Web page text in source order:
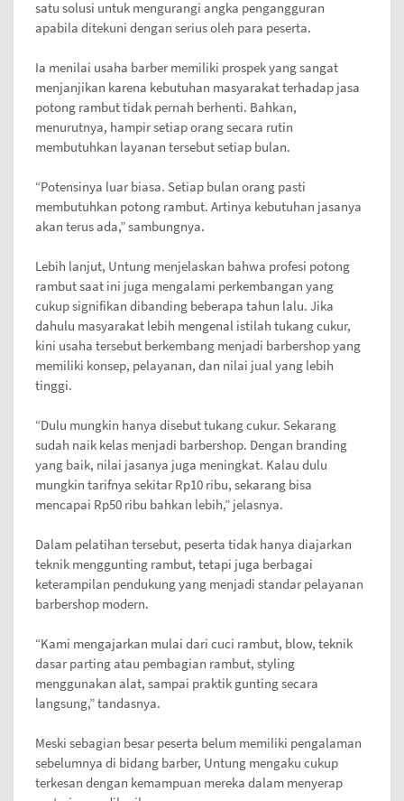
satu solusi untuk mengurangi angka pengangguran
apabila ditekuni dengan serius oleh para peserta.
Ia menilai usaha barber memiliki prospek yang sangat
menjanjikan karena kebutuhan masyarakat terhadap jasa
potong rambut tidak pernah berhenti. Bahkan,
menurutnya, hampir setiap orang secara rutin
membutuhkan layanan tersebut setiap bulan.
“Potensinya luar biasa. Setiap bulan orang pasti
membutuhkan potong rambut. Artinya kebutuhan jasanya
akan terus ada,” sambungnya.
Lebih lanjut, Untung menjelaskan bahwa profesi potong
rambut saat ini juga mengalami perkembangan yang
cukup signifikan dibanding beberapa tahun lalu. Jika
dahulu masyarakat lebih mengenal istilah tukang cukur,
kini usaha tersebut berkembang menjadi barbershop yang
memiliki konsep, pelayanan, dan nilai jual yang lebih
tinggi.
“Dulu mungkin hanya disebut tukang cukur. Sekarang
sudah naik kelas menjadi barbershop. Dengan branding
yang baik, nilai jasanya juga meningkat. Kalau dulu
mungkin tarifnya sekitar Rp10 ribu, sekarang bisa
mencapai Rp50 ribu bahkan lebih,” jelasnya.
Dalam pelatihan tersebut, peserta tidak hanya diajarkan
teknik menggunting rambut, tetapi juga berbagai
keterampilan pendukung yang menjadi standar pelayanan
barbershop modern.
“Kami mengajarkan mulai dari cuci rambut, blow, teknik
dasar parting atau pembagian rambut, styling
menggunakan alat, sampai praktik gunting secara
langsung,” tandasnya.
Meski sebagian besar peserta belum memiliki pengalaman
sebelumnya di bidang barber, Untung mengaku cukup
terkesan dengan kemampuan mereka dalam menyerap